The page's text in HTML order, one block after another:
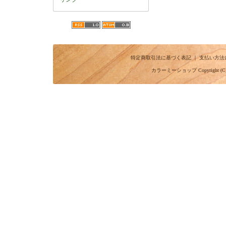
特定商取引法に基づく表記｜支払い方法
カラーミーショップCopyright